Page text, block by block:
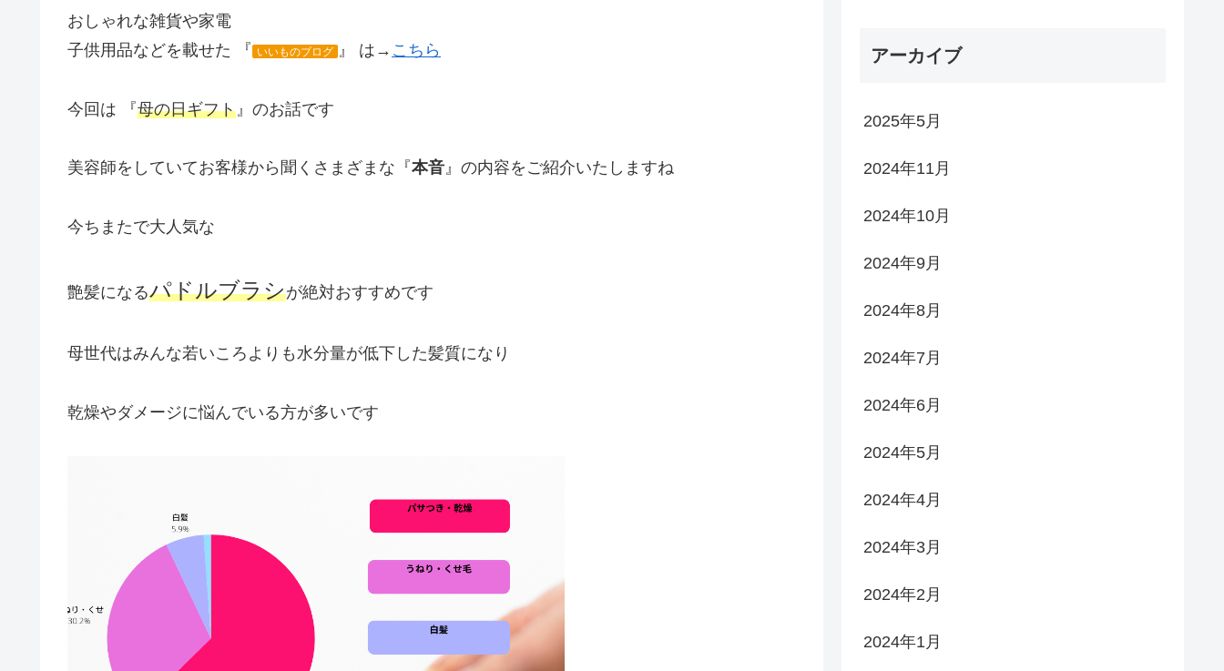
おしゃれな雑貨や家電
子供用品などを載せた 『 いいものブログ 』 は→ こちら
今回は 『母の日ギフト 』のお話です
美容師をしていてお客様から聞くさまざまな『本音』の内容をご紹介いたしますね
今ちまたで大人気な
艶髪になるパドルブラシが絶対おすすめです
母世代はみんな若いころよりも水分量が低下した髪質になり
乾燥やダメージに悩んでいる方が多いです
アーカイブ
2025年5月
2024年11月
2024年10月
2024年9月
2024年8月
2024年7月
2024年6月
2024年5月
2024年4月
2024年3月
2024年2月
2024年1月